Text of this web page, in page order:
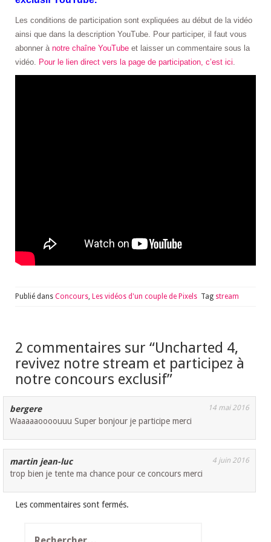
Les conditions de participation sont expliquées au début de la vidéo
ainsi que dans la description YouTube. Pour participer, il faut vous
abonner à notre chaîne YouTube et laisser un commentaire sous la
vidéo. Pour le lien direct vers la page de participation, c’est ici
Publié dans Concours Les vidéos d'un couple de Pixels Tag stream
2 commentaires sur “Uncharted 4,
revivez notre stream et participez à
notre concours exclusif”
bergere 14 mai 2016
Waaaaaoooouuu Super bonjour je participe merci
martin jean-luc 4 juin 2016
trop bien je tente ma chance pour ce concours merci
Les commentaires sont fermés.